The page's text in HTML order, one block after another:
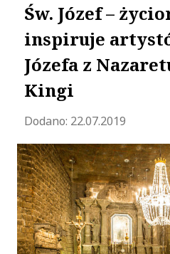
Św. Józef –
inspiruje
Józefa z
Kingi
Dodano: 22.07.2019